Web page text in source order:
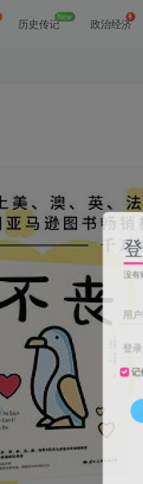
历史传记New 政治经济
没有
用
登
记